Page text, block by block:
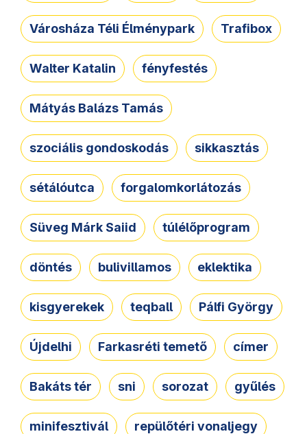
Városháza Téli Élménypark Trafibox
Walter Katalin fényfestés
Mátyás Balázs Tamás
szociális gondoskodás sikkasztás
sétálóutca forgalomkorlátozás
Süveg Márk Saiid túlélőprogram
döntés bulivillamos eklektika
kisgyerekek teqball Pálfi György
Újdelhi Farkasréti temető címer
Bakáts tér sni sorozat gyűlés
minifesztivál repülőtéri vonaljegy